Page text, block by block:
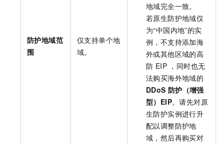
防护地域范
围
仅支持单个地
域。
地域完全一致。
若原生防护地域仅
为“中国内地”的实
例，不支持添加海
外或其他区域的高
防 EIP ，同时也无
法购买海外地域的
DDoS 防护（增强
型）EIP。请先对原
生防护实例进行升
配以调整防护地
域，然后再购买对